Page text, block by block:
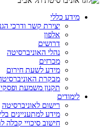
מידע כללי
יצירת קשר ודרכי
אלפון
דרושים
נהלי האוניברסיטה
מכרזים
מידע לשעת חירום
מבקרת
תקנון משמעת ופסקי
לימודים
רישום לאוניברסיטה
מידע למתעניינים
חישוב סיכויי קבלה